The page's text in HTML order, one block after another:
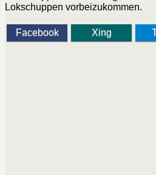
Lokschuppen vorbeizukommen.
Facebook Xing